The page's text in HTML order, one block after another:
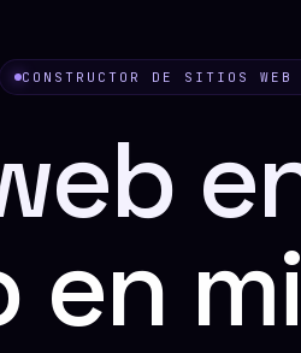
CONSTRUCTOR DE SITIOS WEB
en